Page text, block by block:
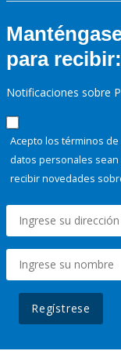
para recibir:
Notificaciones sobre
Acepto los términos de
datos personales
recibir novedades
Regístrese